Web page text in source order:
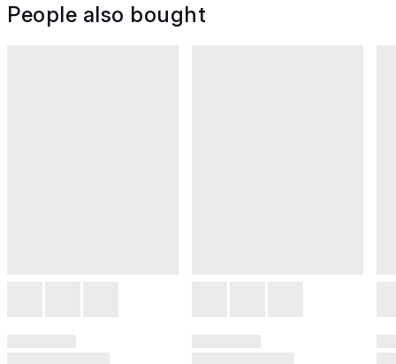
People also bought